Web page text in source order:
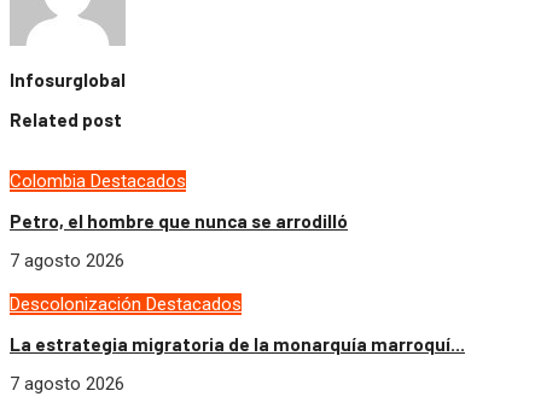
Infosurglobal
Related post
Colombia Destacados
Petro, el hombre que nunca se arrodilló
7 agosto 2026
Descolonización Destacados
La estrategia migratoria de la monarquía marroquí...
7 agosto 2026